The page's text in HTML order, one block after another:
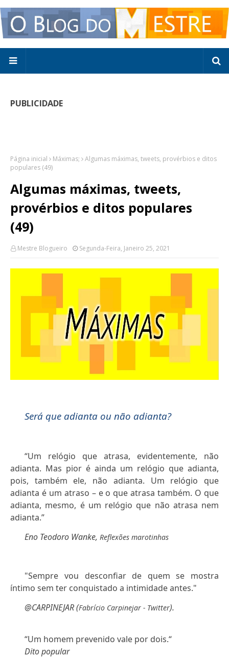
PUBLICIDADE
Página inicial Máximas;
Algumas máximas, tweets, provérbios e ditos
populares (49)
Algumas máximas, tweets,
provérbios e ditos populares
(49)
Mestre Blogueiro Segunda-Feira, Janeiro 25, 2021
Será que adianta ou não adianta?
“Um relógio que atrasa, evidentemente, não
adianta. Mas pior é ainda um relógio que adianta,
pois, também ele, não adianta. Um relógio que
adianta é um atraso – e o que atrasa também. O que
adianta, mesmo, é um relógio que não atrasa nem
adianta.”
Eno Teodoro Wanke,Reflexões marotinhas
"Sempre vou desconfiar de quem se mostra
íntimo sem ter conquistado a intimidade antes."
@CARPINEJAR (Fabrício Carpinejar - Twitter).
“Um homem prevenido vale por dois.“
Dito popular